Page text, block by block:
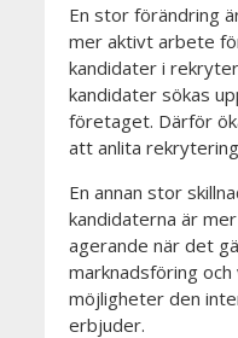
En stor förändring
mer aktivt arbete
kandidater i
kandidater sökas
företaget. Därför
att anlita
En annan stor
kandidaterna är
agerande när det
marknadsföring
möjligheter den
erbjuder.